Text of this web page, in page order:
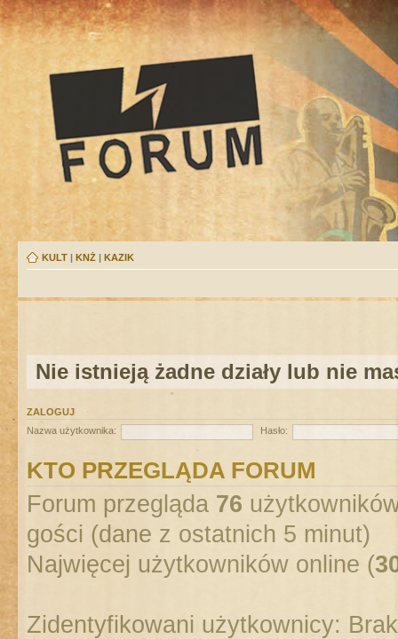
KULT | KNŻ | KAZIK
Nie istnieją żadne działy lub nie
ZALOGUJ
Nazwa użytkownika:
Hasło:
KTO PRZEGLĄDA FORUM
Forum przegląda 76
gości (dane z ostatnich 5 minut)
Najwięcej użytkowników online (
Zidentyfikowani użytkownicy: